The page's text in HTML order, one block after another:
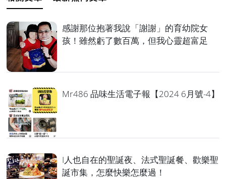
感謝那位抱著我說「謝謝」的育幼院女
孩！雖然虧了數百萬，但我心靈超富足
Mr486 品味生活電子報【2024 6月號-4】
I人也自在的聖誕夜、法式聖誕餐、歡樂聖
誕市集，怎麼快樂怎麼過！